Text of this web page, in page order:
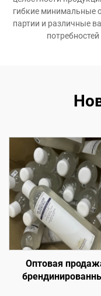
гибкие минимальные
партии и различные
Оптовая